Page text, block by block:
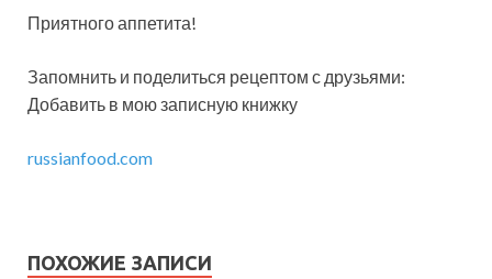
Приятного аппетита!
Запомнить и поделиться рецептом с друзьями:
Добавить в мою записную книжку
russianfood.com
ПОХОЖИЕ ЗАПИСИ